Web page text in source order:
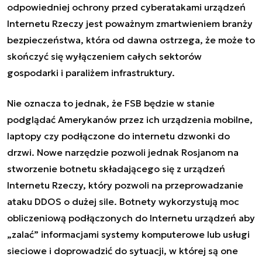
odpowiedniej ochrony przed cyberatakami urządzeń
Internetu Rzeczy jest poważnym zmartwieniem branży
bezpieczeństwa, która od dawna ostrzega, że może to
skończyć się wyłączeniem całych sektorów
gospodarki i paraliżem infrastruktury.
Nie oznacza to jednak, że FSB będzie w stanie
podglądać Amerykanów przez ich urządzenia mobilne,
laptopy czy podłączone do internetu dzwonki do
drzwi. Nowe narzędzie pozwoli jednak Rosjanom na
stworzenie botnetu składającego się z urządzeń
Internetu Rzeczy, który pozwoli na przeprowadzanie
ataku DDOS o dużej sile. Botnety wykorzystują moc
obliczeniową podłączonych do Internetu urządzeń aby
„zalać” informacjami systemy komputerowe lub usługi
sieciowe i doprowadzić do sytuacji, w której są one